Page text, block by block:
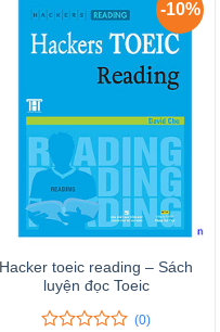
-10%
Hacker toeic reading – Sách
luyện đọc Toeic
(0)